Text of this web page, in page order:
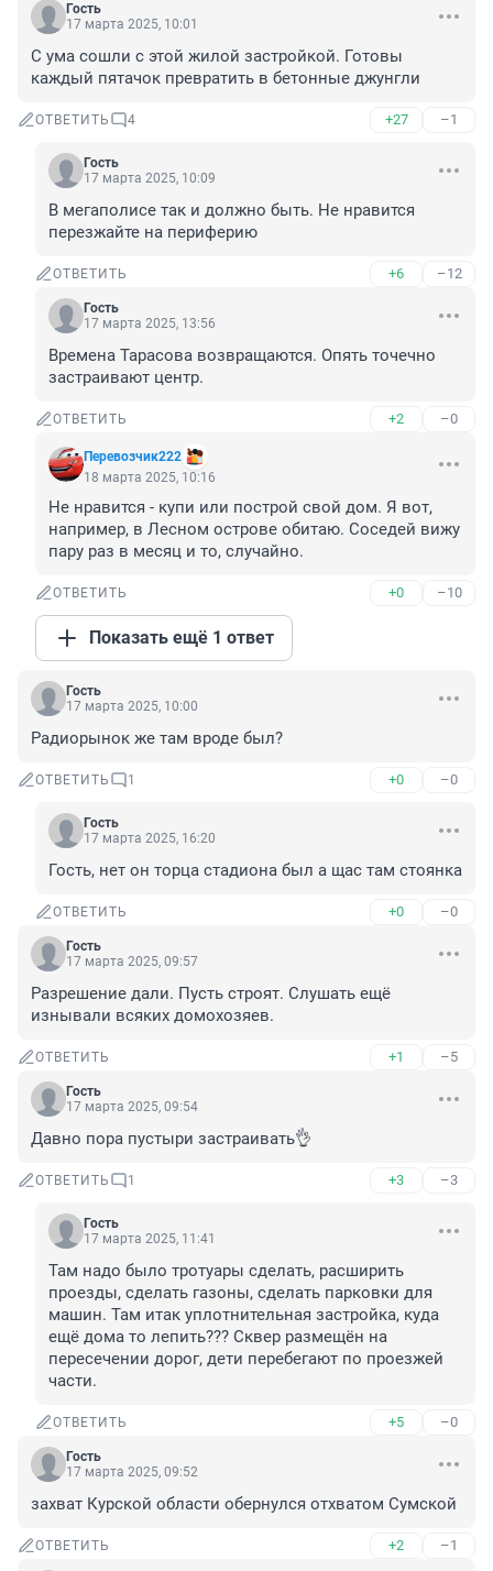
Гость
17 марта 2025, 10:01
С ума сошли с этой жилой застройкой. Готовы
каждый пятачок превратить в бетонные джунгли
ОТВЕТИТЬ 4 +27 –1
Гость
17 марта 2025, 10:09
В мегаполисе так и должно быть. Не нравится
перезжайте на периферию
ОТВЕТИТЬ +6 –12
Гость
17 марта 2025, 13:56
Времена Тарасова возвращаются. Опять точечно
застраивают центр.
ОТВЕТИТЬ +2 –0
Перевозчик222
18 марта 2025, 10:16
Не нравится - купи или построй свой дом. Я вот,
например, в Лесном острове обитаю. Соседей вижу
пару раз в месяц и то, случайно.
ОТВЕТИТЬ +0 –10
Показать ещё 1 ответ
Гость
17 марта 2025, 10:00
Радиорынок же там вроде был?
ОТВЕТИТЬ 1 +0 –0
Гость
17 марта 2025, 16:20
Гость, нет он торца стадиона был а щас там стоянка
ОТВЕТИТЬ +0 –0
Гость
17 марта 2025, 09:57
Разрешение дали. Пусть строят. Слушать ещё
изнывали всяких домохозяев.
ОТВЕТИТЬ +1 –5
Гость
17 марта 2025, 09:54
Давно пора пустыри застраивать👌
ОТВЕТИТЬ 1 +3 –3
Гость
17 марта 2025, 11:41
Там надо было тротуары сделать, расширить
проезды, сделать газоны, сделать парковки для
машин. Там итак уплотнительная застройка, куда
ещё дома то лепить??? Сквер размещён на
пересечении дорог, дети перебегают по проезжей
части.
ОТВЕТИТЬ +5 –0
Гость
17 марта 2025, 09:52
захват Курской области обернулся отхватом Сумской
ОТВЕТИТЬ +2 –1